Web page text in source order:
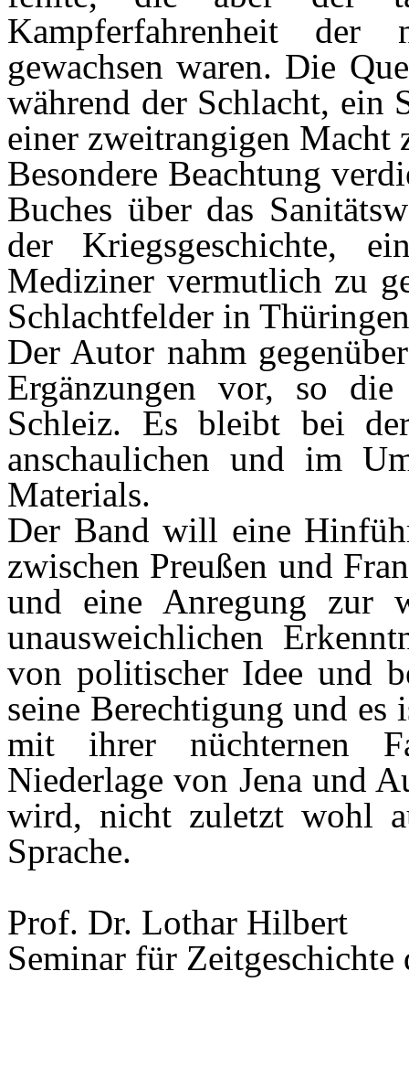
Kampferfahrenheit der
gewachsen waren. Die
während der Schlacht, ein
einer zweitrangigen Macht
Besondere Beachtung
Buches über das
der Kriegsgeschichte,
Mediziner vermutlich zu
Schlachtfelder in
Der Autor nahm
Ergänzungen vor, so
Schleiz. Es bleibt bei
anschaulichen und im
Materials.
Der Band will eine
zwischen Preußen und
und eine Anregung zur
unausweichlichen
von politischer Idee und
seine Berechtigung und es
mit ihrer nüchternen
Niederlage von Jena und
wird, nicht zuletzt wohl
Sprache.
Prof. Dr. Lothar Hilbert
Seminar für